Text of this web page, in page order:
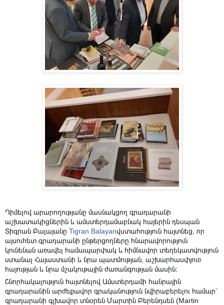
Դիմելով արարողությանը մասնակցող գրադարանի
աշխատակիցներին և ամստերդամաբնակ հայերին դեսպան
Տիգրան Բալայանը Tigran Balayanվստահություն հայտնեց, որ
այսուհետ գրադարանի ընթերցողները հնարավորություն
կունենան առավել համապարփակ և հիմնավոր տեղեկատվություն
ստանալ Հայաստանի և նրա պատմության, աշխարհասփյուռ
հայության և նրա մշակութային ժառանգության մասին։
Շնորհակալություն հայտնելով Ամստերդամի հանրային
գրադարանին արժեքավոր գրականություն նվիրաբերելու համար`
գրադարանի գլխավոր տնօրեն Մարտին Բերենդսեն (Martin